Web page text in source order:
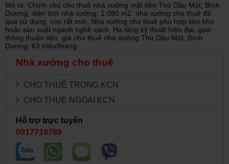
Mô tả: Chính chủ cho thuê nhà xưởng mặt tiền Thủ Dầu Một, Bình
Dương, diện tích nhà xưởng: 1.080 m2. nhà xưởng cho thuê đã
qua sử dụng, còn rất mới. Nhà xưởng cho thuê phù hợp làm kho
hoặc sản xuất ngành nghề sạch. Hạ tầng kỹ thuật hiện đại, giao
thông thuận tiện, giá cho thuê nhà xưởng Thủ Dầu Một, Bình
Dương: 63 triệu/tháng.
Nhà xưởng cho thuê
CHO THUÊ TRONG KCN
CHO THUÊ NGOÀI KCN
Hỗ trợ trực tuyến
0917719789